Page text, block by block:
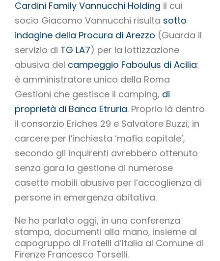
Cardini Family Vannucchi Holding il cui
socio Giacomo Vannucchi risulta sotto
indagine della Procura di Arezzo (Guarda il
servizio di TG LA7) per la lottizzazione
abusiva del campeggio Faboulus di Acilia:
è amministratore unico della Roma
Gestioni che gestisce il camping, di
proprietà di Banca Etruria. Proprio là dentro
il consorzio Eriches 29 e Salvatore Buzzi, in
carcere per l’inchiesta ‘mafia capitale’,
secondo gli inquirenti avrebbero ottenuto
senza gara la gestione di numerose
casette mobili abusive per l’accoglienza di
persone in emergenza abitativa.
Ne ho parlato oggi, in una conferenza
stampa, documenti alla mano, insieme al
capogruppo di Fratelli d’Italia al Comune di
Firenze Francesco Torselli.